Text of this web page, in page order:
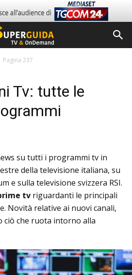
Pagina 237
Tv: tutte le
su tutti i programmi tv in
della televisione italiana, su
e sulla televisione svizzera RSI.
tv riguardanti le principali
Novità relative ai nuovi canali,
ciò che ruota intorno alla